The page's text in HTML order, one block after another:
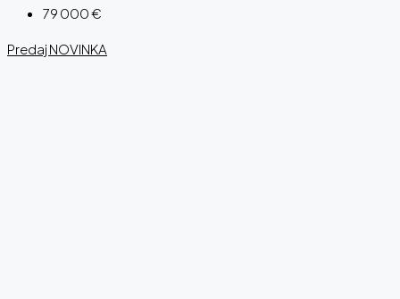
79 000 €
Predaj NOVINKA